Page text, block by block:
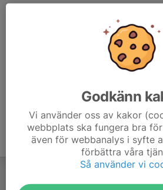
Godkänn
Vi använder oss av kakor
webbplats ska fungera bra
även för webbanalys i syfte
förbättra våra
Så använder vi